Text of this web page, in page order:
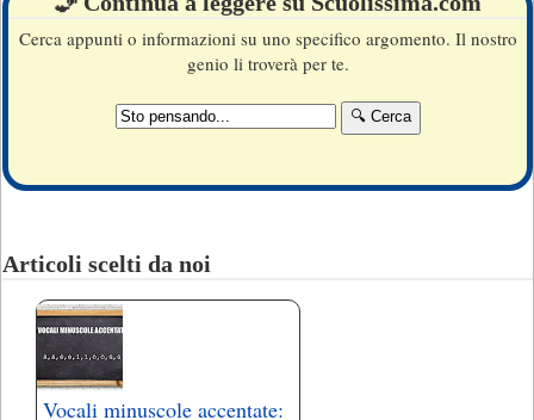
Cerca appunti o informazioni su uno specifico argomento. Il nostro
genio li troverà per te.
Articoli scelti da noi
Vocali minuscole accentate: